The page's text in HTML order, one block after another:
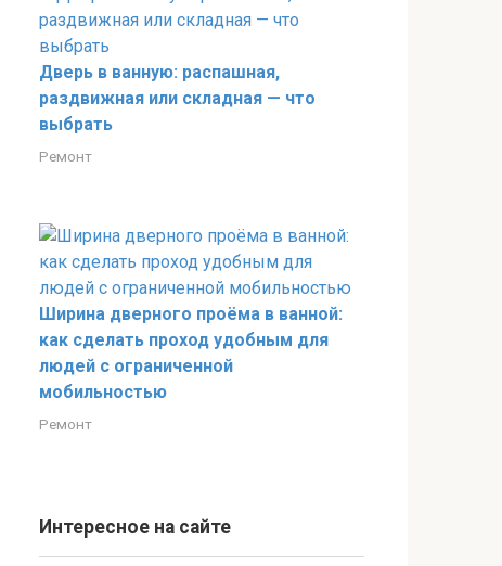
Дверь в ванную: распашная,
раздвижная или складная — что
выбрать
Ремонт
Ширина дверного проёма в ванной:
как сделать проход удобным для
людей с ограниченной
мобильностью
Ремонт
Интересное на сайте